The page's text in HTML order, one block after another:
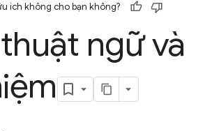
ích không cho bạn không?
ngữ và